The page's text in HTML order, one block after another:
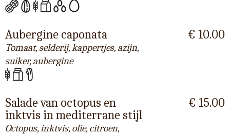
Aubergine caponata
Tomaat, selderij, kappertjes, azijn,
suiker, aubergine
€ 10.00
Salade van octopus en
inktvis in mediterrane stijl
Octopus, inktvis, olie, citroen,
€ 15.00